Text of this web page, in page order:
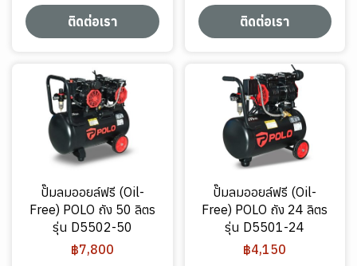
ติดต่อเรา ติดต่อเรา
ปั๊มลมออยล์ฟรี (Oil-
Free) POLO ถัง 50 ลิตร
รุ่น D5502-50
฿7,800
ปั๊มลมออยล์ฟรี (Oil-
Free) POLO ถัง 24 ลิตร
รุ่น D5501-24
฿4,150